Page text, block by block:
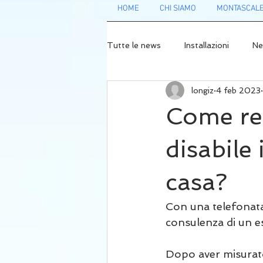
HOME CHI SIAMO
Tutte le news Installazioni
Come
disabile
casa?
longiz 4 feb 2023
Con una
consulenza di un
Dopo aver